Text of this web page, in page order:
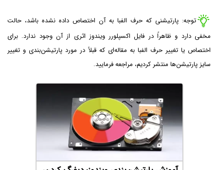
توجه: پارتیشنی که حرف الفبا به آن اختصاص داده نشده باشد، حالت
مخفی دارد و ظاهراً در فایل اکسپلورر ویندوز اثری از آن وجود ندارد. برای
اختصاص یا تغییر حرف الفبا به مقاله‌ای که قبلاً در مورد پارتیشن‌بندی و تغییر
سایز پارتیشن‌ها منتشر کردیم، مراجعه فرمایید.